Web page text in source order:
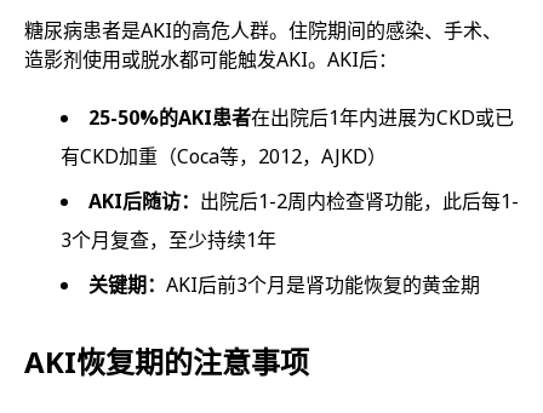
糖尿病患者是AKI的高危人群。住院期间的感染、手术、
造影剂使用或脱水都可能触发AKI。AKI后：
25-50%的AKI患者在出院后1年内进展为CKD或已
有CKD加重（Coca等，2012，AJKD）
AKI后随访： 出院后1-2周内检查肾功能，此后每1-
3个月复查，至少持续1年
关键期： AKI后前3个月是肾功能恢复的黄金期
AKI恢复期的注意事项